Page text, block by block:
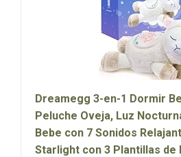
Dreamegg 3-en-1 Dormir
Peluche Oveja, Luz
Bebe con 7 Sonidos
Starlight con 3 Plantillas